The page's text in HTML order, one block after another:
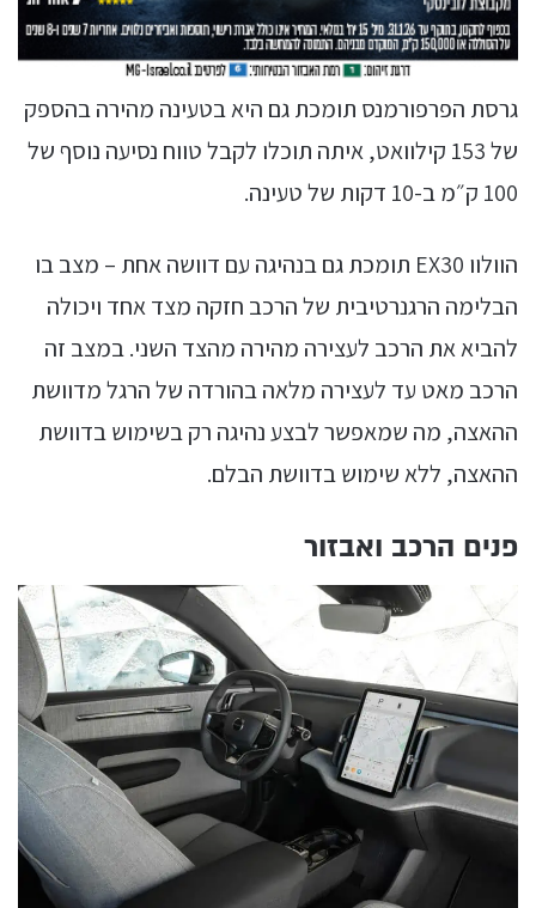
גרסת הפרפורמנס תומכת גם היא בטעינה מהירה בהספק
של 153 קילוואט, איתה תוכלו לקבל טווח נסיעה נוסף של
100 ק״מ ב-10 דקות של טעינה.
הוולוו EX30 תומכת גם בנהיגה עם דוושה אחת – מצב בו
הבלימה הרגנרטיבית של הרכב חזקה מצד אחד ויכולה
להביא את הרכב לעצירה מהירה מהצד השני. במצב זה
הרכב מאט עד לעצירה מלאה בהורדה של הרגל מדוושת
ההאצה, מה שמאפשר לבצע נהיגה רק בשימוש בדוושת
ההאצה, ללא שימוש בדוושת הבלם.
פנים הרכב ואבזור